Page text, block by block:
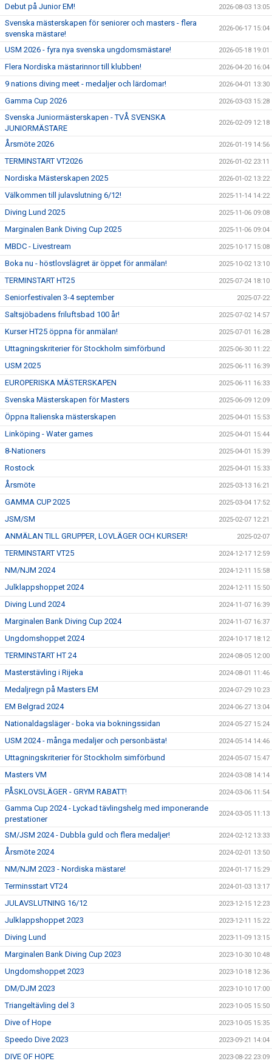
Debut på Junior EM! 2026-08-03 13:05
Svenska mästerskapen för seniorer och masters - flera
svenska mästare!
2026-06-17 15:04
USM 2026 - fyra nya svenska ungdomsmästare! 2026-05-18 19:01
Flera Nordiska mästarinnor till klubben! 2026-04-20 16:04
9 nations diving meet - medaljer och lärdomar! 2026-04-01 13:30
Gamma Cup 2026 2026-03-03 15:28
Svenska Juniormästerskapen - TVÅ SVENSKA
JUNIORMÄSTARE
2026-02-09 12:18
Årsmöte 2026 2026-01-19 14:56
TERMINSTART VT2026 2026-01-02 23:11
Nordiska Mästerskapen 2025 2026-01-02 13:22
Välkommen till julavslutning 6/12! 2025-11-14 14:22
Diving Lund 2025 2025-11-06 09:08
Marginalen Bank Diving Cup 2025 2025-11-06 09:04
MBDC - Livestream 2025-10-17 15:08
Boka nu - höstlovslägret är öppet för anmälan! 2025-10-02 13:10
TERMINSTART HT25 2025-07-24 18:10
Seniorfestivalen 3-4 september 2025-07-22
Saltsjöbadens friluftsbad 100 år! 2025-07-02 14:57
Kurser HT25 öppna för anmälan! 2025-07-01 16:28
Uttagningskriterier för Stockholm simförbund 2025-06-30 11:22
USM 2025 2025-06-11 16:39
EUROPERISKA MÄSTERSKAPEN 2025-06-11 16:33
Svenska Mästerskapen för Masters 2025-06-09 12:09
Öppna Italienska mästerskapen 2025-04-01 15:53
Linköping - Water games 2025-04-01 15:44
8-Nationers 2025-04-01 15:39
Rostock 2025-04-01 15:33
Årsmöte 2025-03-13 16:21
GAMMA CUP 2025 2025-03-04 17:52
JSM/SM 2025-02-07 12:21
ANMÄLAN TILL GRUPPER, LOVLÄGER OCH KURSER! 2025-02-07
TERMINSTART VT25 2024-12-17 12:59
NM/NJM 2024 2024-12-11 15:58
Julklappshoppet 2024 2024-12-11 15:50
Diving Lund 2024 2024-11-07 16:39
Marginalen Bank Diving Cup 2024 2024-11-07 16:37
Ungdomshoppet 2024 2024-10-17 18:12
TERMINSTART HT 24 2024-08-05 12:00
Masterstävling i Rijeka 2024-08-01 11:46
Medaljregn på Masters EM 2024-07-29 10:23
EM Belgrad 2024 2024-06-27 13:04
Nationaldagsläger - boka via bokningssidan 2024-05-27 15:24
USM 2024 - många medaljer och personbästa! 2024-05-14 14:46
Uttagningskriterier för Stockholm simförbund 2024-05-07 15:47
Masters VM 2024-03-08 14:14
PÅSKLOVSLÄGER - GRYM RABATT! 2024-03-06 11:54
Gamma Cup 2024 - Lyckad tävlingshelg med imponerande
prestationer
2024-03-05 11:13
SM/JSM 2024 - Dubbla guld och flera medaljer! 2024-02-12 13:33
Årsmöte 2024 2024-02-01 13:50
NM/NJM 2023 - Nordiska mästare! 2024-01-17 15:29
Terminsstart VT24 2024-01-03 13:17
JULAVSLUTNING 16/12 2023-12-15 12:23
Julklappshoppet 2023 2023-12-11 15:22
Diving Lund 2023-11-09 13:15
Marginalen Bank Diving Cup 2023 2023-10-30 10:48
Ungdomshoppet 2023 2023-10-18 12:36
DM/DJM 2023 2023-10-10 17:00
Triangeltävling del 3 2023-10-05 15:50
Dive of Hope 2023-10-05 15:35
Speedo Dive 2023 2023-09-21 14:04
DIVE OF HOPE 2023-08-22 23:09